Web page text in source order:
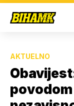
AKTUELNO
povodom